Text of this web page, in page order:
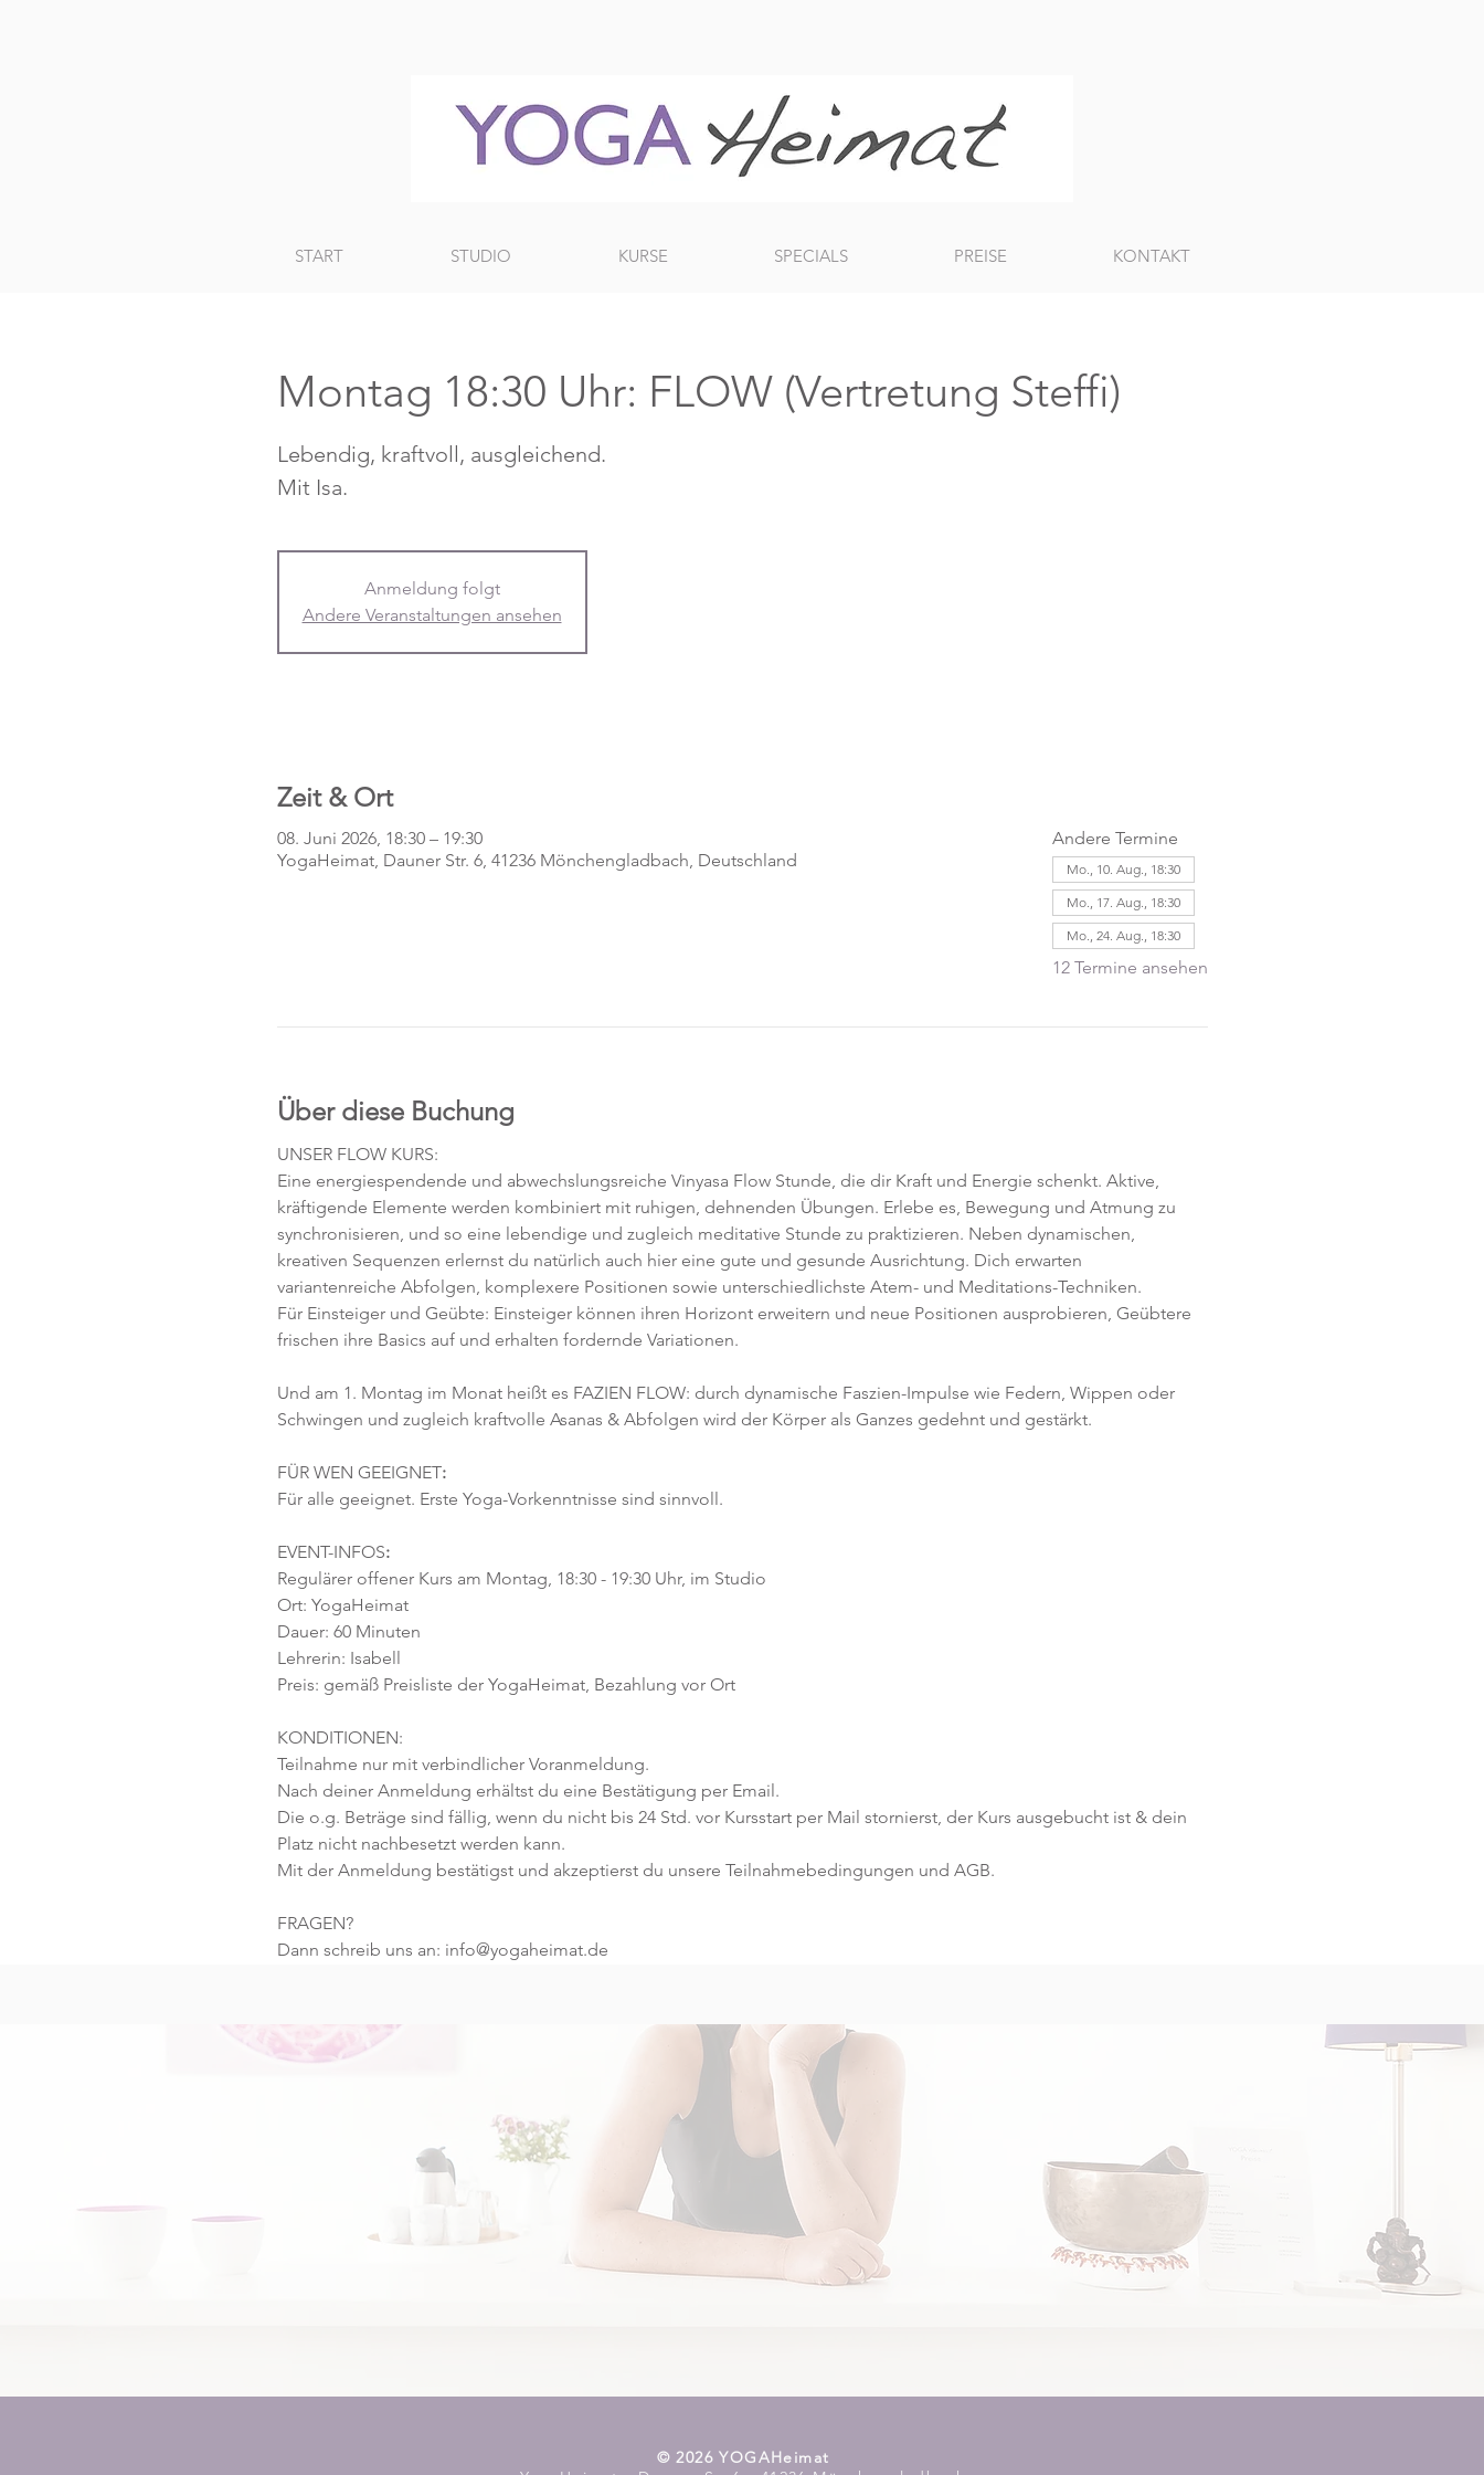
START STUDIO KURSE SPECIALS PREISE KONTAKT
Montag 18:30 Uhr: FLOW (Vertretung Steffi)
Lebendig, kraftvoll, ausgleichend.
Mit Isa.
Anmeldung folgt
Andere Veranstaltungen ansehen
Zeit & Ort
08. Juni 2026, 18:30 – 19:30
YogaHeimat, Dauner Str. 6, 41236 Mönchengladbach, Deutschland
Andere Termine
Mo., 10. Aug., 18:30
Mo., 17. Aug., 18:30
Mo., 24. Aug., 18:30
12 Termine ansehen
Über diese Buchung
UNSER FLOW KURS:
Eine energiespendende und abwechslungsreiche Vinyasa Flow Stunde, die dir Kraft und Energie schenkt. Aktive,
kräftigende Elemente werden kombiniert mit ruhigen, dehnenden Übungen. Erlebe es, Bewegung und Atmung zu
synchronisieren, und so eine lebendige und zugleich meditative Stunde zu praktizieren. Neben dynamischen,
kreativen Sequenzen erlernst du natürlich auch hier eine gute und gesunde Ausrichtung. Dich erwarten
variantenreiche Abfolgen, komplexere Positionen sowie unterschiedlichste Atem- und Meditations-Techniken.
Für Einsteiger und Geübte: Einsteiger können ihren Horizont erweitern und neue Positionen ausprobieren, Geübtere
frischen ihre Basics auf und erhalten fordernde Variationen.
Und am 1. Montag im Monat heißt es FAZIEN FLOW: durch dynamische Faszien-Impulse wie Federn, Wippen oder
Schwingen und zugleich kraftvolle Asanas & Abfolgen wird der Körper als Ganzes gedehnt und gestärkt.
FÜR WEN GEEIGNET:
Für alle geeignet. Erste Yoga-Vorkenntnisse sind sinnvoll.
EVENT-INFOS:
Regulärer offener Kurs am Montag, 18:30 - 19:30 Uhr, im Studio
Ort: YogaHeimat
Dauer: 60 Minuten
Lehrerin: Isabell
Preis: gemäß Preisliste der YogaHeimat, Bezahlung vor Ort
KONDITIONEN:
Teilnahme nur mit verbindlicher Voranmeldung.
Nach deiner Anmeldung erhältst du eine Bestätigung per Email.
Die o.g. Beträge sind fällig, wenn du nicht bis 24 Std. vor Kursstart per Mail stornierst, der Kurs ausgebucht ist & dein
Platz nicht nachbesetzt werden kann.
Mit der Anmeldung bestätigst und akzeptierst du unsere Teilnahmebedingungen und AGB.
FRAGEN?
Dann schreib uns an: info@yogaheimat.de
​© 2026 YOGAHeimat